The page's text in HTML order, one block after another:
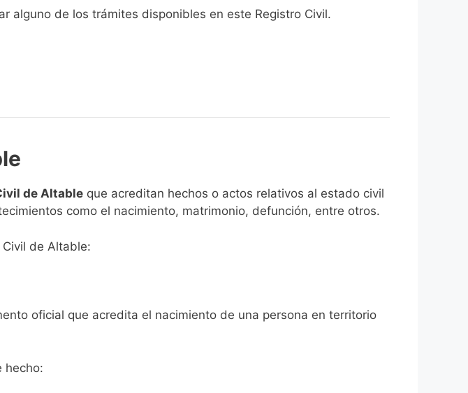
alguno de los trámites disponibles en este Registro Civil.​
de Altable que acreditan hechos o actos relativos al estado civil
como el nacimiento, matrimonio, defunción, entre otros.
de Altable:
oficial que acredita el nacimiento de una persona en territorio
hecho: